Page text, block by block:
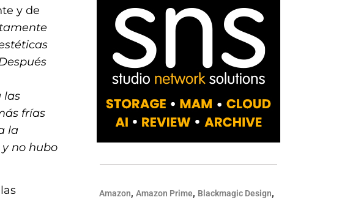
y de
las
frías
la
no hubo
Amazon,Amazon Prime, Blackmagic Design,